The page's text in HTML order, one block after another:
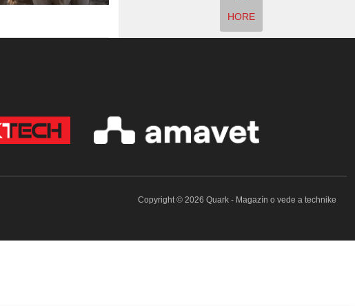
HORE
Copyright © 2026 Quark - Magazín o vede a technike